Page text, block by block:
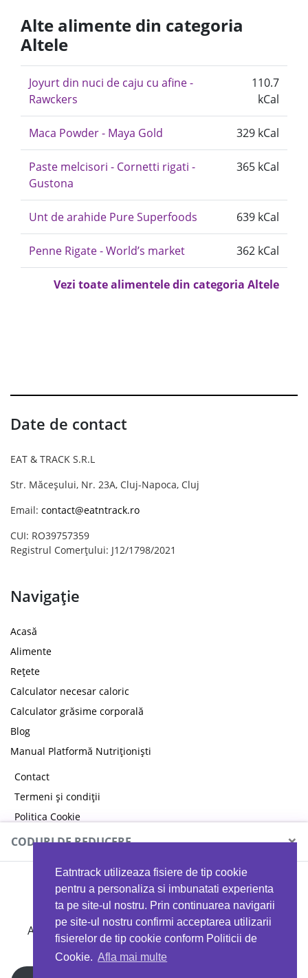
Eatntrack utilizeaza fisiere de tip cookie
pentru a personaliza si imbunatati experienta
ta pe site-ul nostru. Prin continuarea navigarii
pe site-ul nostru confirmi acceptarea utilizarii
fisierelor de tip cookie conform Politicii de
Cookie. Afla mai multe
Alte alimente din categoria
Altele
Joyurt din nuci de caju cu afine -
Rawckers
110.7
kCal
Maca Powder - Maya Gold 329 kCal
Paste melcisori - Cornetti rigati -
Gustona
365 kCal
Unt de arahide Pure Superfoods 639 kCal
Penne Rigate - World’s market 362 kCal
Vezi toate alimentele din categoria Altele
Date de contact
EAT & TRACK S.R.L
Str. Măceșului, Nr. 23A, Cluj-Napoca, Cluj
Email: contact@eatntrack.ro
CUI: RO39757359
Registrul Comerțului: J12/1798/2021
Navigație
Acasă
Alimente
Rețete
Calculator necesar caloric
Calculator grăsime corporală
Blog
Manual Platformă Nutriționiști
Contact
Termeni și condiții
Politica Cookie
Politica de confidențialitate
CODURI DE REDUCERE ×
MYPROTEIN
Ai 40%reducere la orice comandă folosind codul
EATTRACK